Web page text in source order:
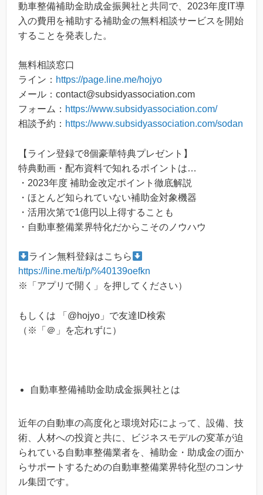
動車整備補助金助成金振興社と共同で、2023年度IT導
入の費用を補助する補助金の無料相談サービスを開始
することを発表した。
無料相談窓口
ライン： https://page.line.me/hojyo
メール：contact@subsidyassociation.com
フォーム： https://www.subsidyassociation.com/
相談予約： https://www.subsidyassociation.com/sodan
【ライン登録で8個豪華特典プレゼント】
特典動画・配布資料で知れるポイントは…
・2023年度 補助金改定ポイント徹底解説
・ほとんど知られていない補助金対象機器
・活用次第で1億円以上得することも
・自動車整備業界特化だからこそのノウハウ
ライン無料登録はこちら
https://line.me/ti/p/%40139oefkn
※「アプリで開く」を押してください）
もしくは 「@hojyo」で友達ID検索
（※「＠」を忘れずに）
自動車整備補助金助成金振興社とは
近年の自動車の高度化と環境対応によって、設備、技
術、人材への投資と共に、ビジネスモデルの変革が迫
られている自動車整備業者を、補助金・助成金の面か
らサポートするための自動車整備業界特化型のコンサ
ル集団です。